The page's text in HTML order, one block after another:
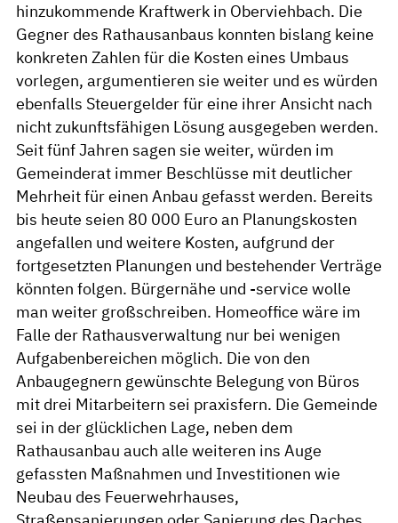
hinzukommende Kraftwerk in Oberviehbach. Die
Gegner des Rathausanbaus konnten bislang keine
konkreten Zahlen für die Kosten eines Umbaus
vorlegen, argumentieren sie weiter und es würden
ebenfalls Steuergelder für eine ihrer Ansicht nach
nicht zukunftsfähigen Lösung ausgegeben werden.
Seit fünf Jahren sagen sie weiter, würden im
Gemeinderat immer Beschlüsse mit deutlicher
Mehrheit für einen Anbau gefasst werden. Bereits
bis heute seien 80 000 Euro an Planungskosten
angefallen und weitere Kosten, aufgrund der
fortgesetzten Planungen und bestehender Verträge
könnten folgen. Bürgernähe und -service wolle
man weiter großschreiben. Homeoffice wäre im
Falle der Rathausverwaltung nur bei wenigen
Aufgabenbereichen möglich. Die von den
Anbaugegnern gewünschte Belegung von Büros
mit drei Mitarbeitern sei praxisfern. Die Gemeinde
sei in der glücklichen Lage, neben dem
Rathausanbau auch alle weiteren ins Auge
gefassten Maßnahmen und Investitionen wie
Neubau des Feuerwehrhauses,